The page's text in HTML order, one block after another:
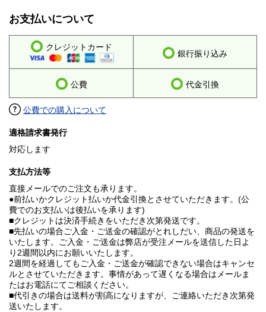
お支払いについて
クレジットカード
銀行振り込み
公費 代金引換
公費での購入について
適格請求書発行
対応します
支払方法等
直接メールでのご注文も承ります。
●前払いかクレジット払いか代金引換とさせていただきます。(公
費でのお支払いは後払いを承ります)
■クレジットは決済手続きをいただき次第発送です。
■先払いの場合ご入金・ご送金の確認がとれしだい、商品の発送を
いたします。ご入金・ご送金は弊店が受注メールを送信した日よ
り2週間以内にお願いいたします。
2週間を経過してもご入金・ご送金が確認できない場合はキャンセ
ルとさせていただきます。事情があって遅くなる場合はメールま
たはお電話にてご相談ください。
■代引きの場合は送料が割高になりますが、ご連絡いただき次第発
送いたします。